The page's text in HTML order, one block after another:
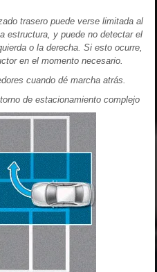
trasero puede verse limitada al
estructura, y puede no detectar el
o la derecha. Si esto ocurre,
en el momento necesario.
cuando dé marcha atrás.
de estacionamiento complejo